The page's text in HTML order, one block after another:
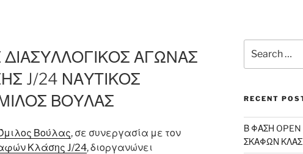
ΑΓΩΝΑΣ
J/24 ΝΑΥΤΙΚΟΣ
ΒΟΥΛΑΣ
Βούλας, σε συνεργασία με τον
Κλάσης J/24, διοργανώνει
for:
RECENT
Β ΦΑΣΗ
ΣΚΑΦΩΝ